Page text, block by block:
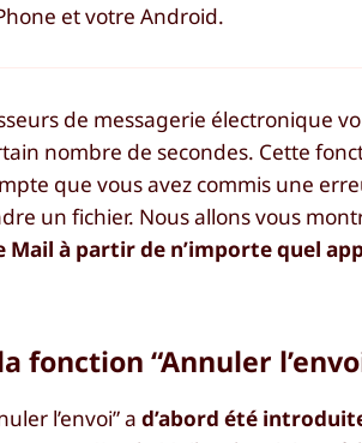
et votre Android.
de messagerie électronique
nombre de secondes. Cette
que vous avez commis une
un fichier. Nous allons vous
Mail à partir de n’importe quel
fonction “Annuler
l’envoi” ad’abord été